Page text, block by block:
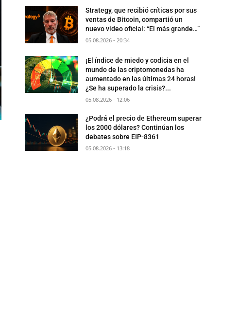
Strategy, que recibió críticas por sus
ventas de Bitcoin, compartió un
nuevo video oficial: “El más grande…”
05.08.2026 - 20:34
¡El índice de miedo y codicia en el
mundo de las criptomonedas ha
aumentado en las últimas 24 horas!
¿Se ha superado la crisis?...
05.08.2026 - 12:06
¿Podrá el precio de Ethereum superar
los 2000 dólares? Continúan los
debates sobre EIP-8361
05.08.2026 - 13:18